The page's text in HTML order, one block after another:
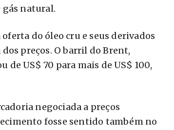
natural.
do óleo cru e seus derivados
preços. O barril do Brent,
US$ 70 para mais de US$ 100,
negociada a preços
fosse sentido também no